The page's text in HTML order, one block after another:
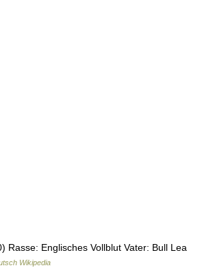
Rasse: Englisches Vollblut Vater: Bull Lea
Wikipedia